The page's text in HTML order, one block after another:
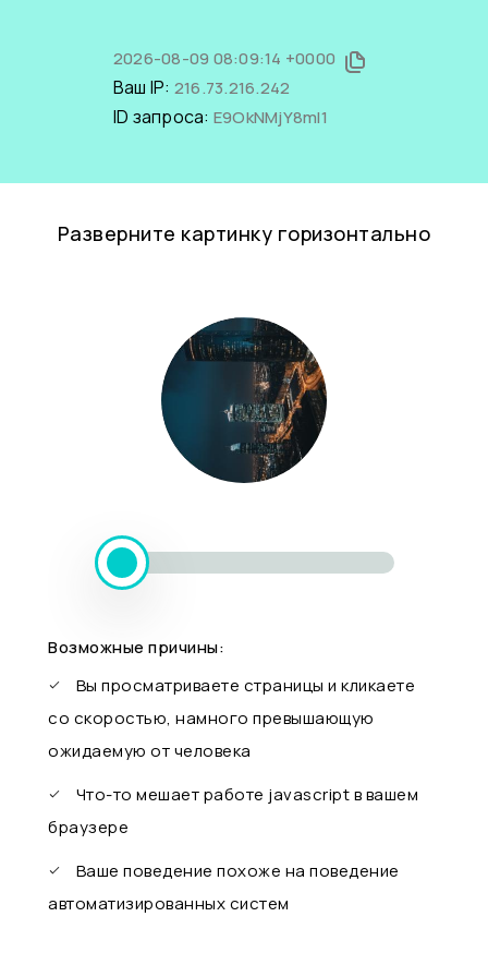
2026-08-09 08:09:14 +0000
Ваш IP: 216.73.216.242
ID запроса: E9OkNMjY8mI1
Разверните картинку горизонтально
Возможные причины:
Вы просматриваете страницы и кликаете
со скоростью, намного превышающую
ожидаемую от человека
Что-то мешает работе javascript в вашем
браузере
Ваше поведение похоже на поведение
автоматизированных систем